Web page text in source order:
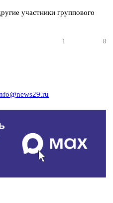
участники группового
1 8